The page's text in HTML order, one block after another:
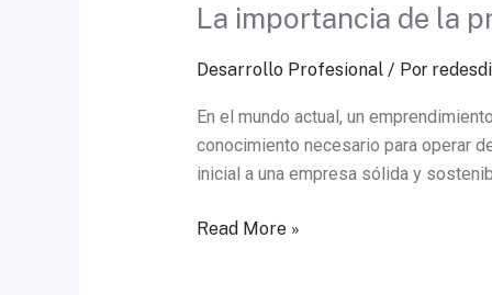
La importancia de la
Desarrollo Profesional/ Por
En el mundo actual, un
conocimiento necesario para operar
inicial a una empresa sólida y
Read More »